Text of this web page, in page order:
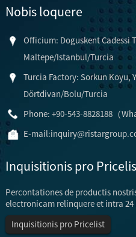
Nobis loquere
Officium: Doguskent Cadessi
Maltepe/Istanbul/Turcia
Turcia Factory: Sorkun Koyu,
Dörtdivan/Bolu/Turcia
Phone: +90-543-8828188（
E-mail:
Inquisitionis pro
Percontationes de productis
electronicam relinquere et intra
Inquisitionis pro Pricelist